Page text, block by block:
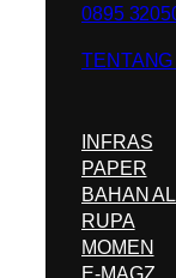
0895
INFRAS
PAPER
BAHAN
RUPA
MOMEN
E-MAGZ